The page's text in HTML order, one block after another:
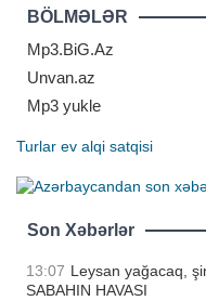
BÖLMƏLƏR
Mp3.BiG.Az
Unvan.az
Mp3 yukle
Turlar ev alqi satqisi
Son Xəbərlər
13:07 Leysan yağacaq,
SABAHIN HAVASI